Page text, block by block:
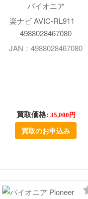
パイオニア
楽ナビ AVIC-RL911
4988028467080
JAN：4988028467080
買取価格: 35,000円
買取のお申込み